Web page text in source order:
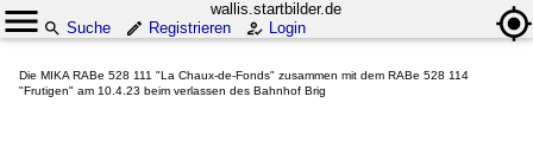
wallis.startbilder.de
Suche
Registrieren Login
Die MIKA RABe 528 111 "La Chaux-de-Fonds" zusammen mit dem RABe 528 114
"Frutigen" am 10.4.23 beim verlassen des Bahnhof Brig